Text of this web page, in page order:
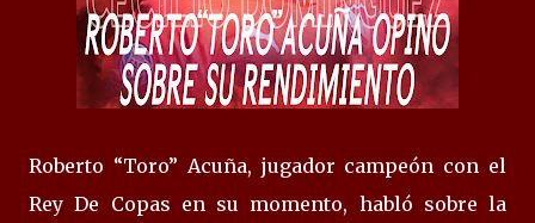
Roberto “Toro” Acuña, jugador campeón con el
Rey De Copas en su momento, habló sobre la